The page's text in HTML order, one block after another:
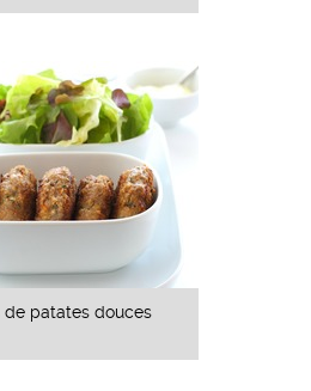
de patates douces